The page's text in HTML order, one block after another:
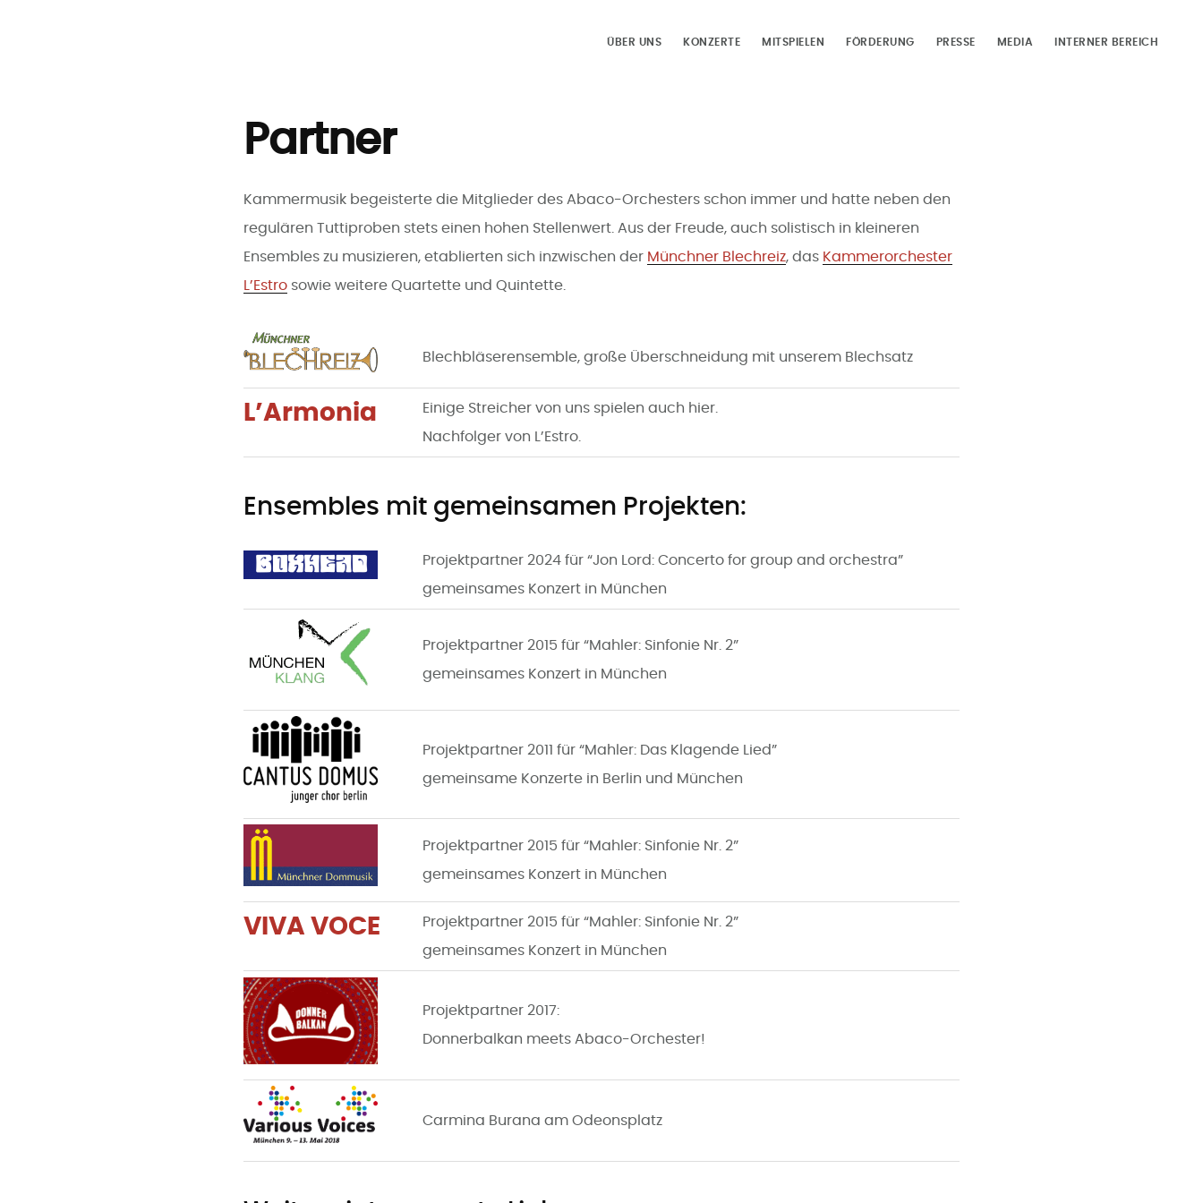
ÜBER UNS KONZERTE MITSPIELEN FÖRDERUNG PRESSE MEDIA INTERNER BEREICH
Partner
Kammermusik begeisterte die Mitglieder des Abaco-Orchesters schon immer und hatte neben den
regulären Tuttiproben stets einen hohen Stellenwert. Aus der Freude, auch solistisch in kleineren
Ensembles zu musizieren, etablierten sich inzwischen der Münchner Blechreiz, das Kammerorchester
L’Estro sowie weitere Quartette und Quintette.
Blechbläserensemble, große Überschneidung mit unserem Blechsatz
L’Armonia
Einige Streicher von uns spielen auch hier.
Nachfolger von L’Estro.
Ensembles mit gemeinsamen Projekten:
Projektpartner 2024 für “Jon Lord: Concerto for group and orchestra”
gemeinsames Konzert in München
Projektpartner 2015 für “Mahler: Sinfonie Nr. 2”
gemeinsames Konzert in München
Projektpartner 2011 für “Mahler: Das Klagende Lied”
gemeinsame Konzerte in Berlin und München
Projektpartner 2015 für “Mahler: Sinfonie Nr. 2”
gemeinsames Konzert in München
VIVA VOCE
Projektpartner 2015 für “Mahler: Sinfonie Nr. 2”
gemeinsames Konzert in München
Projektpartner 2017:
Donnerbalkan meets Abaco-Orchester!
Carmina Burana am Odeonsplatz